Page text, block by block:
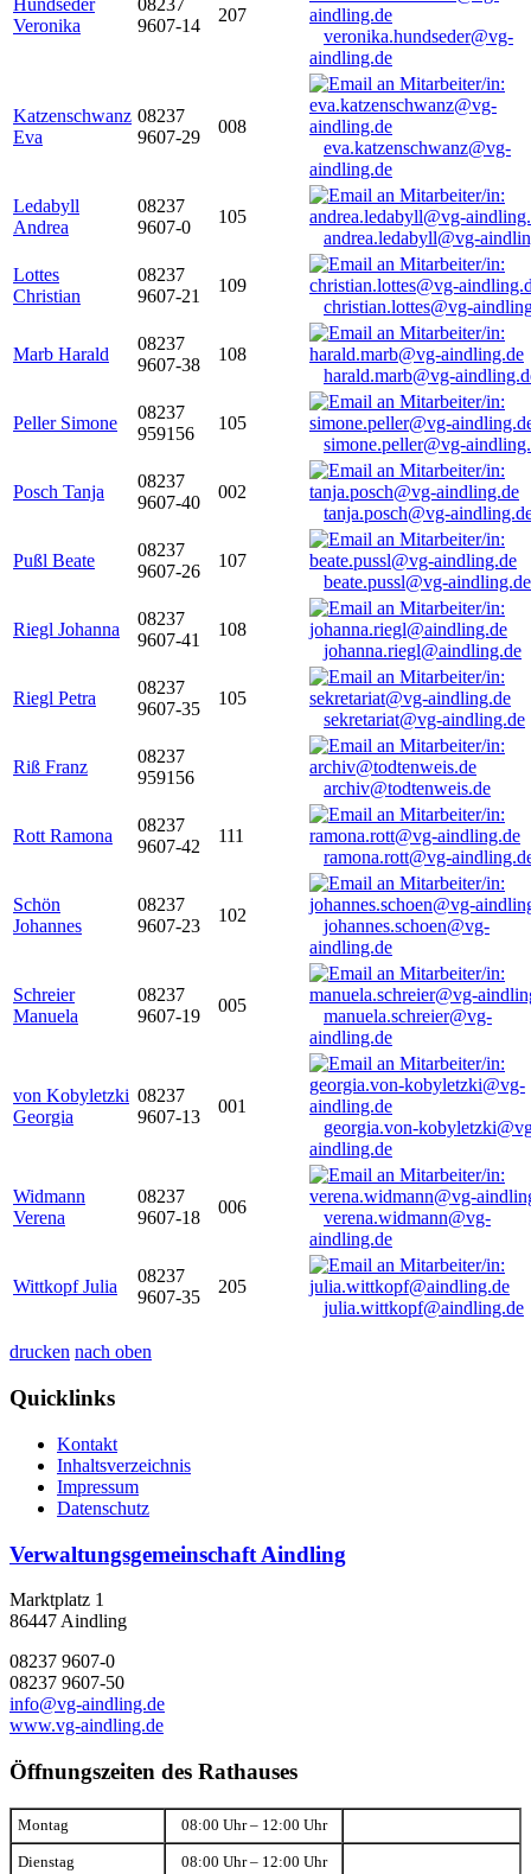
Hundseder
Veronika
08237
9607-14
207
veronika.hundseder@vg-
aindling.de
Katzenschwanz
Eva
08237
9607-29
008
eva.katzenschwanz@vg-
aindling.de
Ledabyll
Andrea
08237
9607-0
105
andrea.ledabyll@vg-
Lottes
Christian
08237
9607-21
109
christian.lottes@vg-
Marb Harald
08237
9607-38
108
harald.marb@vg-
Peller Simone
08237
959156
105
simone.peller@vg-
Posch Tanja
08237
9607-40
002
tanja.posch@vg-
Pußl Beate
08237
9607-26
107
beate.pussl@vg-aindling.de
Riegl Johanna
08237
9607-41
108
johanna.riegl@aindling.de
Riegl Petra
08237
9607-35
105
sekretariat@vg-aindling.de
Riß Franz
08237
959156
archiv@todtenweis.de
Rott Ramona
08237
9607-42
111
ramona.rott@vg-
Schön
Johannes
08237
9607-23
102
johannes.schoen@vg-
aindling.de
Schreier
Manuela
08237
9607-19
005
manuela.schreier@vg-
aindling.de
von Kobyletzki
Georgia
08237
9607-13
001
georgia.von-
aindling.de
Widmann
Verena
08237
9607-18
006
verena.widmann@vg-
aindling.de
Wittkopf Julia
08237
9607-35
205
julia.wittkopf@aindling.de
drucken nach oben
Quicklinks
Kontakt
Inhaltsverzeichnis
Impressum
Datenschutz
Verwaltungsgemeinschaft Aindling
Marktplatz 1
86447 Aindling
08237 9607-0
08237 9607-50
info@vg-aindling.de
www.vg-aindling.de
Öffnungszeiten des Rathauses
Montag 08:00 Uhr – 12:00 Uhr
Dienstag 08:00 Uhr – 12:00 Uhr